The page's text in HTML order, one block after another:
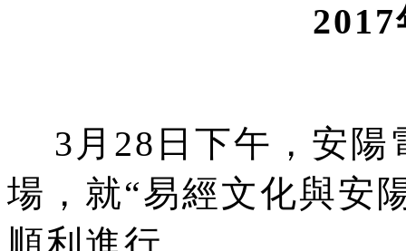
3月28日下午，安陽
場，就“易經文化與安